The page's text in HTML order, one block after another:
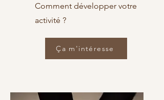
Comment développer votre
activité ?
Ça m'intéresse